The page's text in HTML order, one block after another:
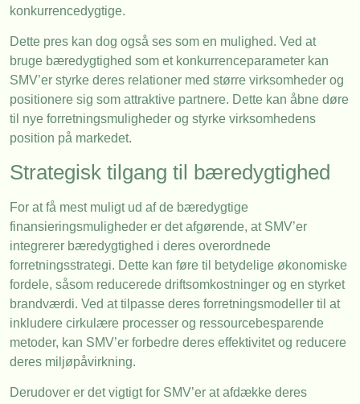
konkurrencedygtige.
Dette pres kan dog også ses som en mulighed. Ved at
bruge bæredygtighed som et konkurrenceparameter kan
SMV’er styrke deres relationer med større virksomheder og
positionere sig som attraktive partnere. Dette kan åbne døre
til nye forretningsmuligheder og styrke virksomhedens
position på markedet.
Strategisk tilgang til bæredygtighed
For at få mest muligt ud af de bæredygtige
finansieringsmuligheder er det afgørende, at SMV’er
integrerer bæredygtighed i deres overordnede
forretningsstrategi. Dette kan føre til betydelige økonomiske
fordele, såsom reducerede driftsomkostninger og en styrket
brandværdi. Ved at tilpasse deres forretningsmodeller til at
inkludere cirkulære processer og ressourcebesparende
metoder, kan SMV’er forbedre deres effektivitet og reducere
deres miljøpåvirkning.
Derudover er det vigtigt for SMV’er at afdække deres